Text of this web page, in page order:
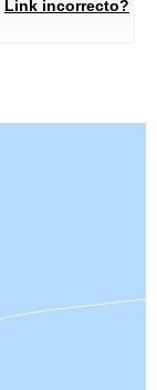
Link incorrecto?